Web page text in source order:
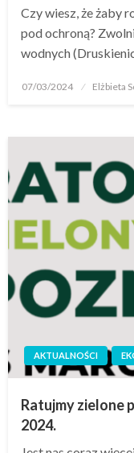
Czy wiesz, że żaby
pod ochroną?
wodnych
07/03/2024 Elżbieta
AKTUALNOŚCI
Ratujmy zielone
2024.